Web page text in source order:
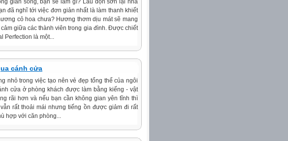
gian sống, bạn sẽ làm gì? Lau dọn sơn lại nhà
đã nghĩ tới việc đơn giản nhất là làm thanh khiết
cỏ hoa chưa? Hương thơm dịu mát sẽ mang
giữa các thành viên trong gia đình. Được chiết
Perfection là một...
cánh cửa
nhỏ trong việc tạo nên vẻ đẹp tổng thể của ngôi
cửa ở phòng khách được làm bằng kiếng - vật
rãi hơn và nếu bạn cần không gian yên tĩnh thì
rất thoải mái nhưng tiếng ồn được giảm đi rất
hợp với căn phòng...